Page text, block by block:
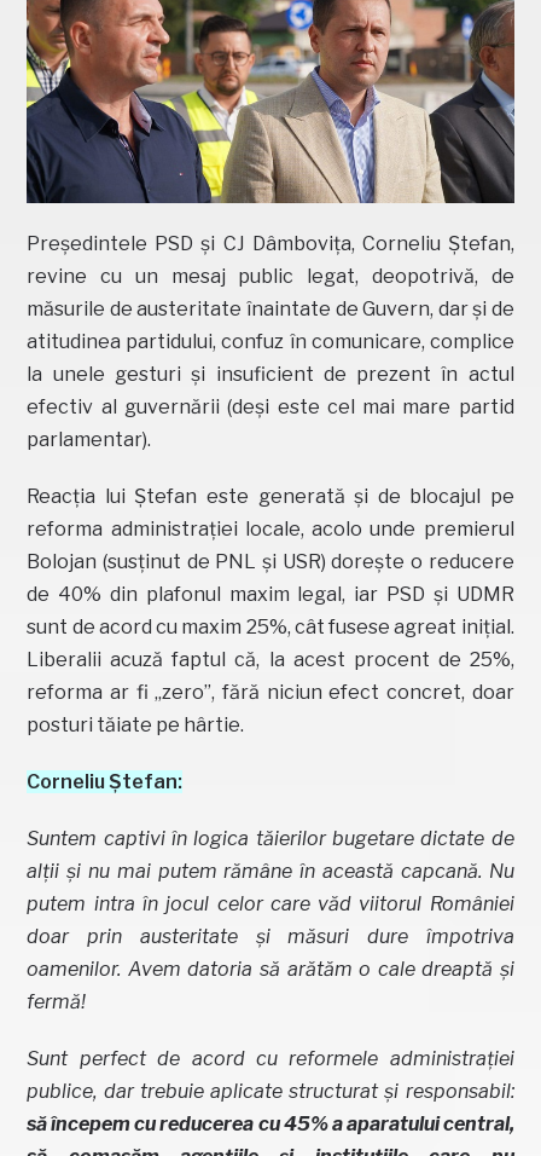
Președintele PSD și CJ Dâmbovița, Corneliu Ștefan,
revine cu un mesaj public legat, deopotrivă, de
măsurile de austeritate înaintate de Guvern, dar și de
atitudinea partidului, confuz în comunicare, complice
la unele gesturi și insuficient de prezent în actul
efectiv al guvernării (deși este cel mai mare partid
parlamentar).
Reacția lui Ștefan este generată și de blocajul pe
reforma administrației locale, acolo unde premierul
Bolojan (susținut de PNL și USR) dorește o reducere
de 40% din plafonul maxim legal, iar PSD și UDMR
sunt de acord cu maxim 25%, cât fusese agreat inițial.
Liberalii acuză faptul că, la acest procent de 25%,
reforma ar fi „zero”, fără niciun efect concret, doar
posturi tăiate pe hârtie.
Corneliu Ștefan:
Suntem captivi în logica tăierilor bugetare dictate de
alții și nu mai putem rămâne în această capcană. Nu
putem intra în jocul celor care văd viitorul României
doar prin austeritate și măsuri dure împotriva
oamenilor. Avem datoria să arătăm o cale dreaptă și
fermă!
Sunt perfect de acord cu reformele administrației
publice, dar trebuie aplicate structurat și responsabil:
să începem cu reducerea cu 45% a aparatului central,